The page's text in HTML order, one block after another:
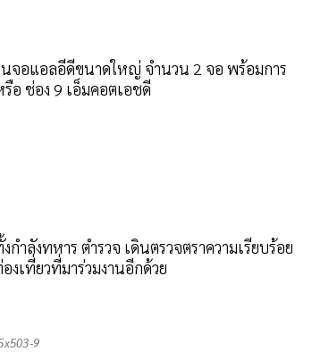
นจอแอลอีดีขนาดใหญ่ จำนวน 2 จอ พร้อมการ
อ ช่อง 9 เอ็มคอตเอชดี
ำลังทหาร ตำรวจ เดินตรวจตราความเรียบร้อย
เที่ยวที่มาร่วมงานอีกด้วย
9